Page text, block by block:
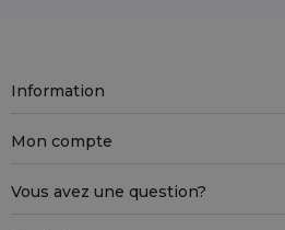
Information
Mon compte
Vous avez une question?